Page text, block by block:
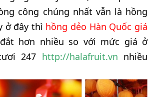
công chúng nhất vẫn là hồng
ở đây thì hồng dẻo Hàn Quốc giá
hơn nhiều so với mức giá ở
247 http://halafruit.vn nhiều